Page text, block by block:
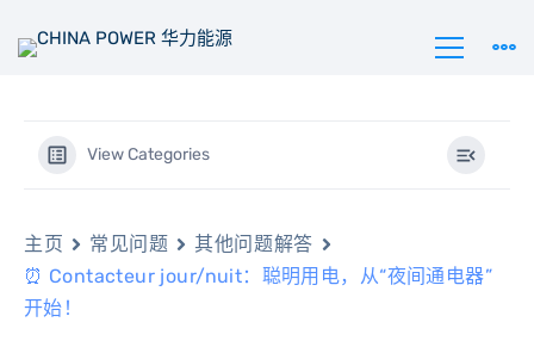
View Categories
主页 常见问题
其他问题解答
⏰ Contacteur jour/nuit：聪明用电，从“夜间通电器”
开始！